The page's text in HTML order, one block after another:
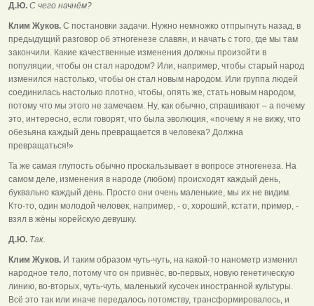
Д.Ю. С чего начнём?
Клим Жуков. С постановки задачи. Нужно немножко отпрыгнуть назад, в
предыдущий разговор об этногенезе славян, и начать с того, где мы там
закончили. Какие качественные изменения должны произойти в
популяции, чтобы он стал народом? Или, например, чтобы старый народ
изменился настолько, чтобы он стал новым народом. Или группа людей
соединилась настолько плотно, чтобы, опять же, стать новым народом,
потому что мы этого не замечаем. Ну, как обычно, спрашивают – а почему
это, интересно, если говорят, что была эволюция, «почему я не вижу, что
обезьяна каждый день превращается в человека? Должна
превращаться!»
Та же самая глупость обычно проскальзывает в вопросе этногенеза. На
самом деле, изменения в народе (любом) происходят каждый день,
буквально каждый день. Просто они очень маленькие, мы их не видим.
Кто-то, один молодой человек, например, - о, хороший, кстати, пример, -
взял в жёны корейскую девушку.
Д.Ю. Так.
Клим Жуков. И таким образом чуть-чуть, на какой-то нанометр изменил
народное тело, потому что он привнёс, во-первых, новую генетическую
линию, во-вторых, чуть-чуть, маленький кусочек иностранной культуры.
Всё это так или иначе передалось потомству, трансформировалось, и